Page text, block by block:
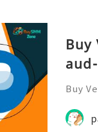
Buy
Buy
e
s,